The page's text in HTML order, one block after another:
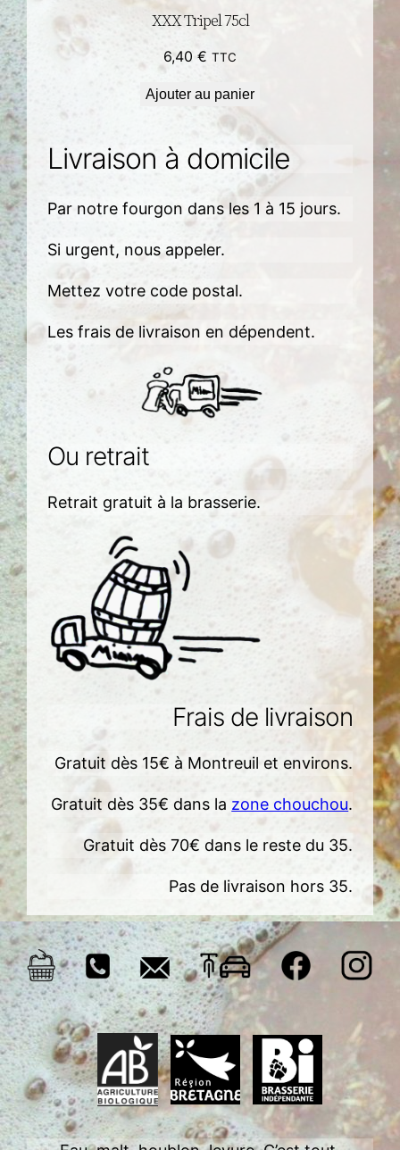
XXX Tripel 75cl
6,40 € TTC
Ajouter au panier
Livraison à domicile
Par notre fourgon dans les 1 à 15 jours.
Si urgent, nous appeler.
Mettez votre code postal.
Les frais de livraison en dépendent.
Ou retrait
Retrait gratuit à la brasserie.
Frais de livraison
Gratuit dès 15€ à Montreuil et environs.
Gratuit dès 35€ dans la zone chouchou.
Gratuit dès 70€ dans le reste du 35.
Pas de livraison hors 35.